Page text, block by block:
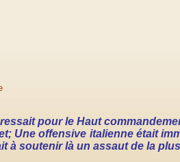
pour le Haut
Une offensive italienne était
à soutenir là un assaut de la